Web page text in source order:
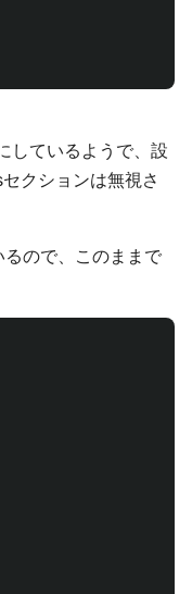
しているようで、設
クションは無視さ
ので、このままで